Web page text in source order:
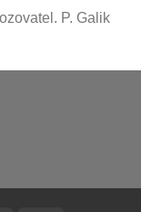
P. Galik